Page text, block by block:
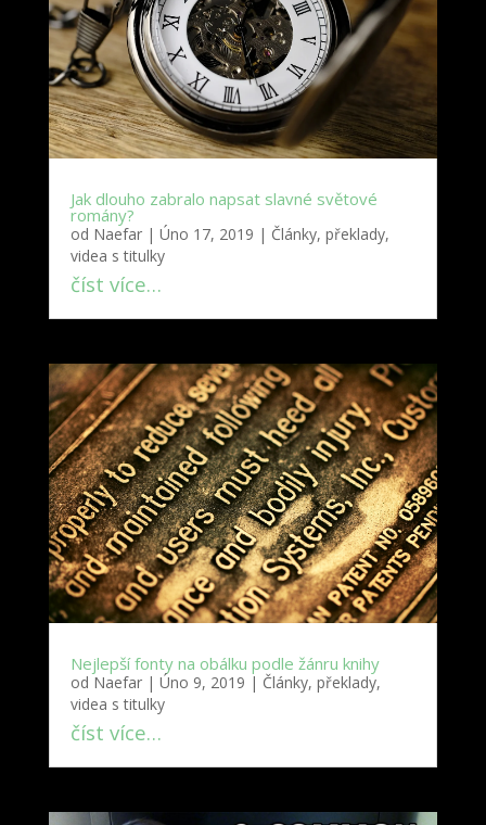
Jak dlouho zabralo napsat slavné světové
romány?
od Naefar| Úno 17, 2019 | Články, překlady,
videa s titulky
číst více…
Nejlepší fonty na obálku podle žánru knihy
od Naefar| Úno 9, 2019 | Články, překlady,
videa s titulky
číst více…